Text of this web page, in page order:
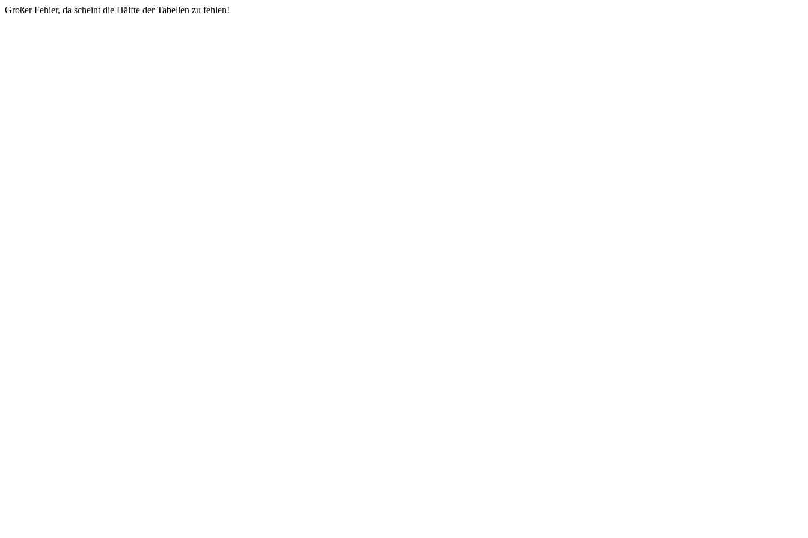
Großer Fehler, da scheint die Hälfte der Tabellen zu fehlen!